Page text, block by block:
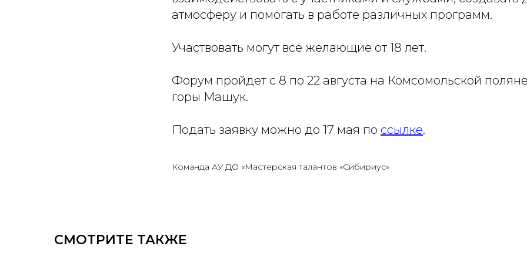
атмосферу и помогать в работе различных программ.
Участвовать могут все желающие от 18 лет.
Форум пройдет с 8 по 22 августа на Комсомольской
горы Машук.
Подать заявку можно до 17 мая по ссылке.
Команда АУ ДО «Мастерская талантов «Сибириус»
СМОТРИТЕ ТАКЖЕ